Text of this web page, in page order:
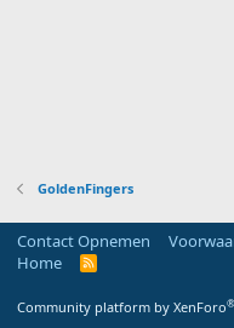
GoldenFingers
Contact Opnemen
Home
R
Community platform by XenForo®